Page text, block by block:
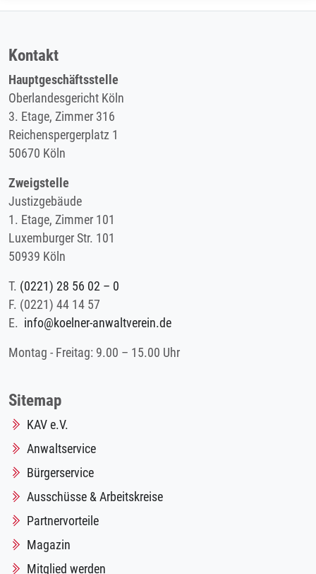
Kontakt
Hauptgeschäftsstelle
Oberlandesgericht Köln
3. Etage, Zimmer 316
Reichenspergerplatz 1
50670 Köln
Zweigstelle
Justizgebäude
1. Etage, Zimmer 101
Luxemburger Str. 101
50939 Köln
T. (0221) 28 56 02 – 0
F. (0221) 44 14 57
E. info@koelner-anwaltverein.de
Montag - Freitag: 9.00 – 15.00 Uhr
Sitemap
KAV e.V.
Anwaltservice
Bürgerservice
Ausschüsse & Arbeitskreise
Partnervorteile
Magazin
Mitglied werden